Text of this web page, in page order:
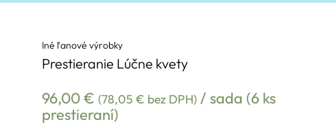
Iné ľanové výrobky
Prestieranie Lúčne kvety
96,00€ (78,05 € bez DPH) / sada (6 ks
prestieraní)